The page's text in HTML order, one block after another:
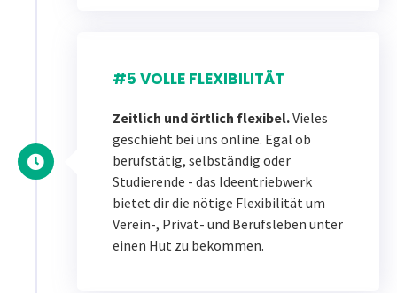
#5 VOLLE FLEXIBILITÄT
Zeitlich und örtlich flexibel.Vieles
geschieht bei uns online. Egal ob
berufstätig, selbständig oder
Studierende - das Ideentriebwerk
bietet dir die nötige Flexibilität um
Verein-, Privat- und Berufsleben unter
einen Hut zu bekommen.